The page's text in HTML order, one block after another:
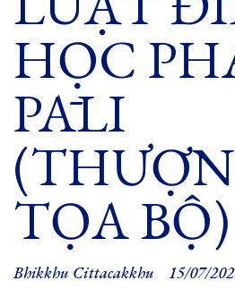
HỌC
PĀLI
TỌA BỘ)
Bhikkhu Cittacakkhu 15/07/